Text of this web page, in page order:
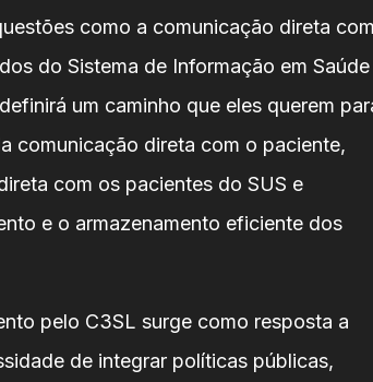
como a comunicação direta com
do Sistema de Informação em Saúde
um caminho que eles querem
comunicação direta com o paciente,
com os pacientes do SUS e
e o armazenamento eficiente dos
pelo C3SL surge como resposta a
de integrar políticas públicas,